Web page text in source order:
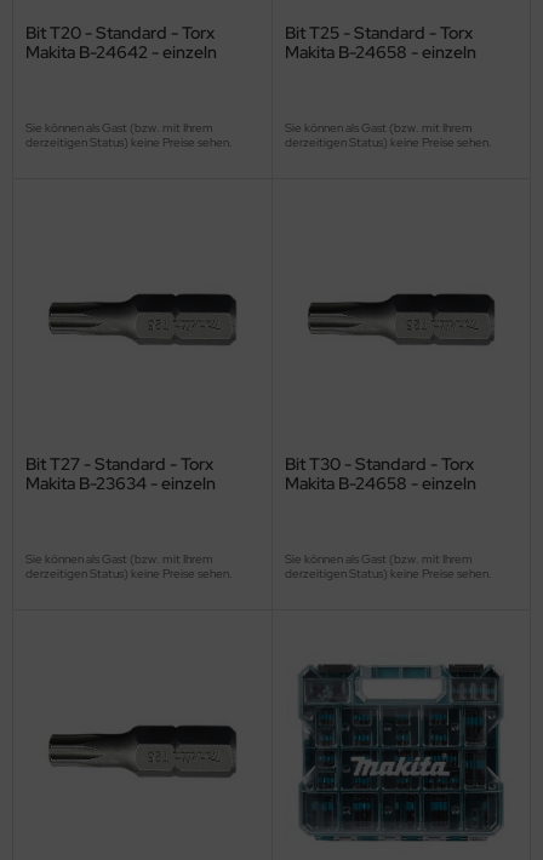
Bit T20 - Standard - Torx
Makita B-24642 - einzeln
Sie können als Gast (bzw. mit Ihrem
derzeitigen Status) keine Preise sehen.
Bit T25 - Standard - Torx
Makita B-24658 - einzeln
Sie können als Gast (bzw. mit Ihrem
derzeitigen Status) keine Preise sehen.
Bit T27 - Standard - Torx
Makita B-23634 - einzeln
Sie können als Gast (bzw. mit Ihrem
derzeitigen Status) keine Preise sehen.
Bit T30 - Standard - Torx
Makita B-24658 - einzeln
Sie können als Gast (bzw. mit Ihrem
derzeitigen Status) keine Preise sehen.